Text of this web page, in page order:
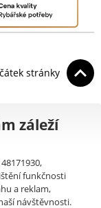
stránky
záleží
funkčnosti
a reklam,
návštěvnosti.